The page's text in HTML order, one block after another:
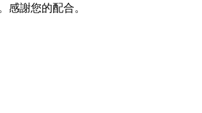
感謝您的配合。